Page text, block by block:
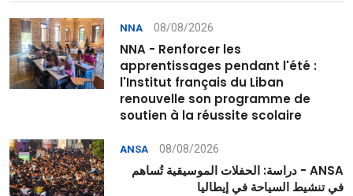
NNA 08/08/2026
NNA - Renforcer les
apprentissages pendant l'été :
l'Institut français du Liban
renouvelle son programme de
soutien à la réussite scolaire
ANSA 08/08/2026
ANSA - دراسة: الحفلات الموسيقية تُساهم
في تنشيط السياحة في إيطاليا